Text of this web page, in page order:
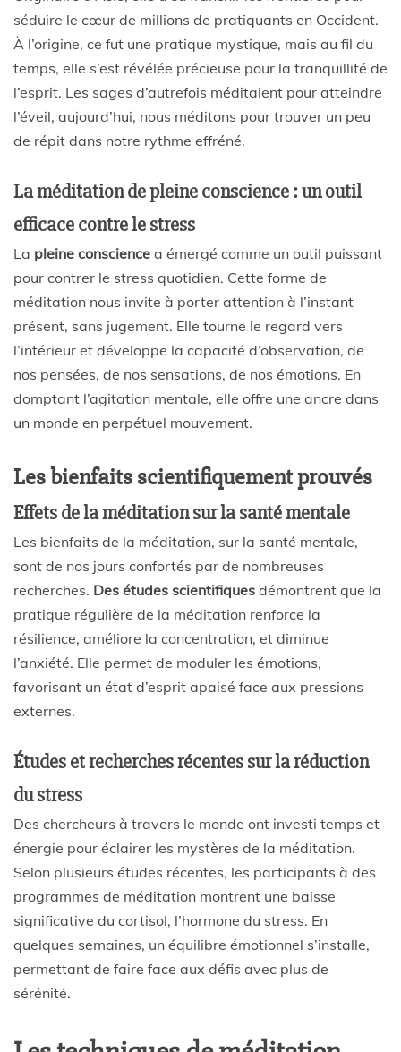
séduire le cœur de millions de pratiquants en Occident.
À l’origine, ce fut une pratique mystique, mais au fil du
temps, elle s’est révélée précieuse pour la tranquillité de
l’esprit. Les sages d’autrefois méditaient pour atteindre
l’éveil, aujourd’hui, nous méditons pour trouver un peu
de répit dans notre rythme effréné.
La méditation de pleine conscience : un outil
efficace contre le stress
La pleine conscience a émergé comme un outil puissant
pour contrer le stress quotidien. Cette forme de
méditation nous invite à porter attention à l’instant
présent, sans jugement. Elle tourne le regard vers
l’intérieur et développe la capacité d’observation, de
nos pensées, de nos sensations, de nos émotions. En
domptant l’agitation mentale, elle offre une ancre dans
un monde en perpétuel mouvement.
Les bienfaits scientifiquement prouvés
Effets de la méditation sur la santé mentale
Les bienfaits de la méditation, sur la santé mentale,
sont de nos jours confortés par de nombreuses
recherches. Des études scientifiques démontrent que la
pratique régulière de la méditation renforce la
résilience, améliore la concentration, et diminue
l’anxiété. Elle permet de moduler les émotions,
favorisant un état d’esprit apaisé face aux pressions
externes.
Études et recherches récentes sur la réduction
du stress
Des chercheurs à travers le monde ont investi temps et
énergie pour éclairer les mystères de la méditation.
Selon plusieurs études récentes, les participants à des
programmes de méditation montrent une baisse
significative du cortisol, l’hormone du stress. En
quelques semaines, un équilibre émotionnel s’installe,
permettant de faire face aux défis avec plus de
sérénité.